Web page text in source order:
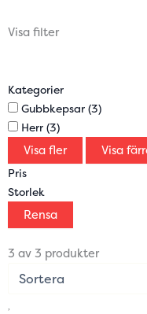
Visa filter
Kategorier
Gubbkepsar (3)
Herr (3)
Visa fler Visa
Pris
Storlek
Rensa
3 av 3 produkter